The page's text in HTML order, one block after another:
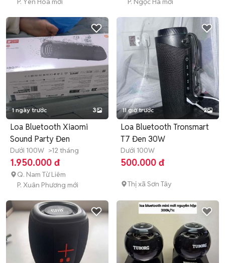
1 ngày trước 3
Loa Bluetooth Xiaomi
Sound Party Đen
Dưới 100W >12 tháng
1.950.000 đ
Q. Nam Từ Liêm
P. Xuân Phương mới
11 giờ trước 2
Loa Bluetooth Tronsmart
T7 Đen 30W
Dưới 100W
500.000 đ
Thị xã Sơn Tây